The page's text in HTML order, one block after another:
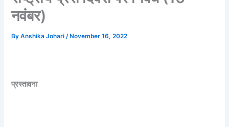
नवंबर)
ByAnshika Johari/ November 16, 2022
प्रस्तावना